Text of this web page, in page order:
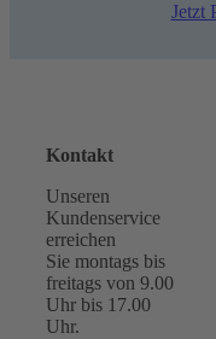
Jetzt
Kontakt
Unseren
Kundenservice
erreichen
Sie montags bis
freitags von 9.00
Uhr bis 17.00
Uhr.